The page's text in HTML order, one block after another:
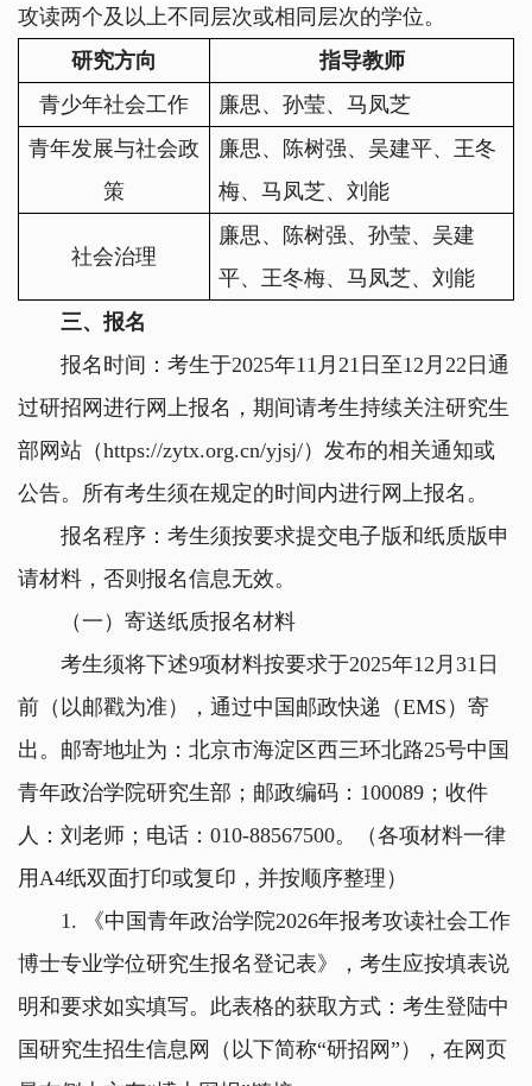
攻读两个及以上不同层次或相同层次的学位。
研究方向
指导教师
青少年社会工作
廉思、孙莹、马凤芝
青年发展与社会政
策
廉思、陈树强、吴建平、王冬
梅、马凤芝、刘能
社会治理
廉思、陈树强、孙莹、吴建
平、王冬梅、马凤芝、刘能
三、报名
报名时间：考生于2025年11 月 21 日至12 月 22 日通
过研招网进行网上报名，期间请考生持续关注研究生
部网站（https://zytx.org.cn/yjsj/）发布的相关通知或
公告。所有考生须在规定的时间内进行网上报名。
报名程序：考生须按要求提交电子版和纸质版申
请材料，否则报名信息无效。
（一）寄送纸质报名材料
考生须将下述9项材料按要求于2025年12 月 31 日
前（以邮戳为准），通过中国邮政快递（EMS ）寄
出。邮寄地址为：北京市海淀区西三环北路25号中国
青年政治学院研究生部；邮政编码： 100089 ；收件
人：刘老师；电话： 010-88567500。（各项材料一律
用A4纸双面打印或复印，并按顺序整理）
1.
《中国青年政治学院2026年报考攻读社会工作
博士专业学位研究生报名登记表》，考生应按填表说
明和要求如实填写。此表格的获取方式：考生登陆中
国研究生招生信息网（以下简称“研招网 ” ），在网页